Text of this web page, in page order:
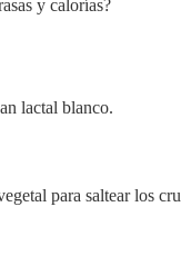
y calorías?
lactal blanco.
para saltear los